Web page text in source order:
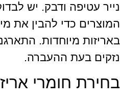
נייר עטיפה ודבק. יש
המוצרים כדי להבין את
באריזות מיוחדות.
נזקים בעת ההעברה.
בחירת חומרי